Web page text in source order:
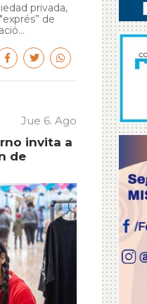
privada,
de
Jue 6. Ago
invita a
de